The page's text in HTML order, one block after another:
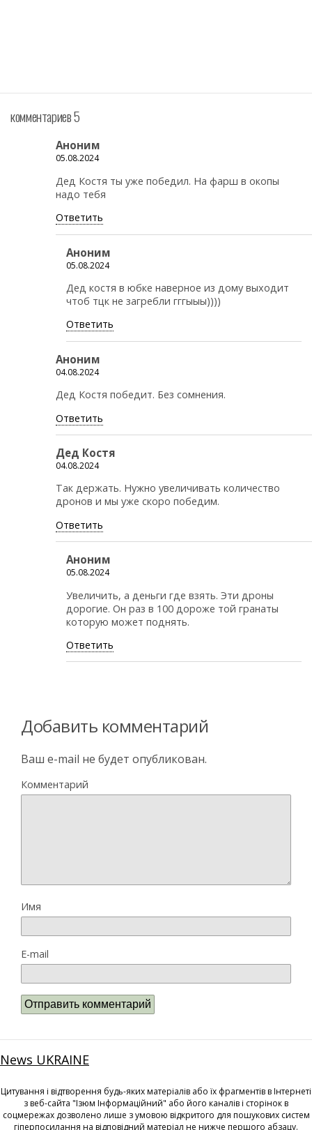
комментариев 5
Аноним
05.08.2024
Дед Костя ты уже победил. На фарш в окопы
надо тебя
Ответить
Аноним
05.08.2024
Дед костя в юбке наверное из дому выходит
чтоб тцк не загребли гггыыы))))
Ответить
Аноним
04.08.2024
Дед Костя победит. Без сомнения.
Ответить
Дед Костя
04.08.2024
Так держать. Нужно увеличивать количество
дронов и мы уже скоро победим.
Ответить
Аноним
05.08.2024
Увеличить, а деньги где взять. Эти дроны
дорогие. Он раз в 100 дороже той гранаты
которую может поднять.
Ответить
Добавить комментарий
Ваш e-mail не будет опубликован.
Комментарий
Имя
E-mail
News UKRAINE
Цитування і відтворення будь-яких матеріалів або їх фрагментів в Інтернеті
з веб-сайта "Ізюм Інформаційний" або його каналів і сторінок в
соцмережах дозволено лише з умовою відкритого для пошукових систем
гіперпосилання на відповідний матеріал не нижче першого абзацу.